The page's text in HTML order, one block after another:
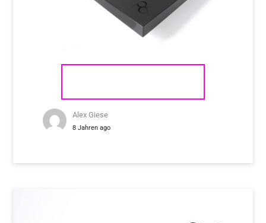
Alex Giese
8 Jahren ago